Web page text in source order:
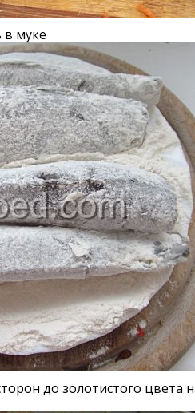
муке
до золотистого цвета